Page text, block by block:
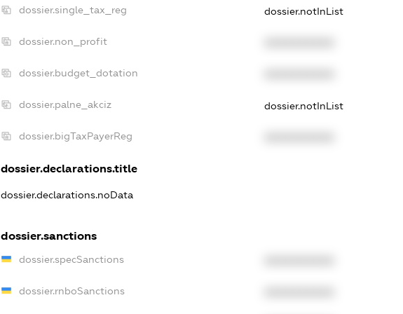
dossier.single_tax_reg dossier.notInList
dossier.non_profit
dossier.budget_dotation
dossier.palne_akciz dossier.notInList
dossier.bigTaxPayerReg
dossier.declarations.title
dossier.declarations.noData
dossier.sanctions
dossier.specSanctions
dossier.rnboSanctions